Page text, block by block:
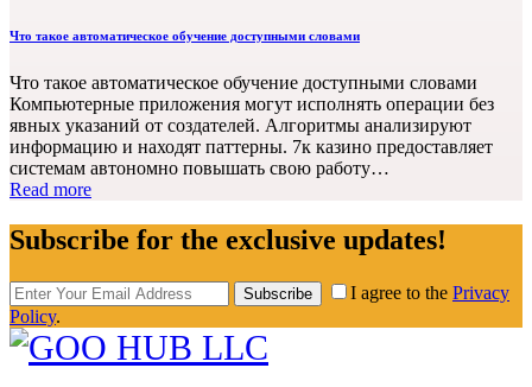
Что такое автоматическое обучение доступными словами
Что такое автоматическое обучение доступными словами
Компьютерные приложения могут исполнять операции без
явных указаний от создателей. Алгоритмы анализируют
информацию и находят паттерны. 7к казино предоставляет
системам автономно повышать свою работу…
Read more
Subscribe for the exclusive updates!
Subscribe I agree to the Privacy
Policy.